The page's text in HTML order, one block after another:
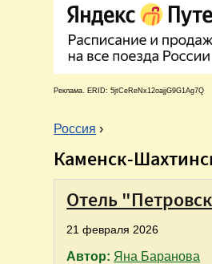
Реклама. ERID: 5jtCeReNx12oajjG9G1Ag7Q
В
ы
Россия ›
Каменск-
Отель
21 февраля 2026
Автор: Яна Баранова